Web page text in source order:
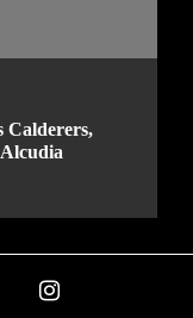
Calderers,